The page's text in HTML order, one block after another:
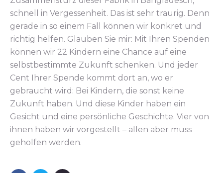
schnell in Vergessenheit. Das ist sehr traurig. Denn
gerade in so einem Fall können wir konkret und
richtig helfen. Glauben Sie mir: Mit Ihren Spenden
können wir 22 Kindern eine Chance auf eine
selbstbestimmte Zukunft schenken. Und jeder
Cent Ihrer Spende kommt dort an, wo er
gebraucht wird: Bei Kindern, die sonst keine
Zukunft haben. Und diese Kinder haben ein
Gesicht und eine persönliche Geschichte. Vier von
ihnen haben wir vorgestellt – allen aber muss
geholfen werden.